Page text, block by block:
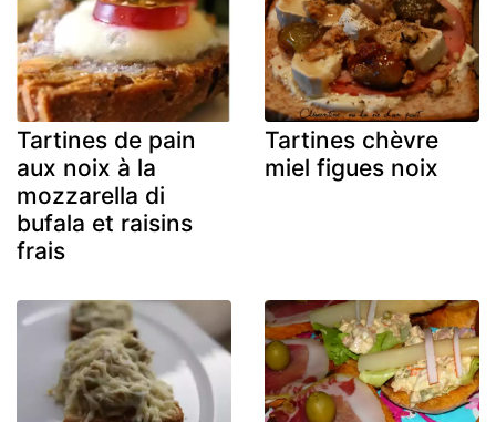
Tartines de pain
aux noix à la
mozzarella di
bufala et raisins
frais
Tartines chèvre
miel figues noix